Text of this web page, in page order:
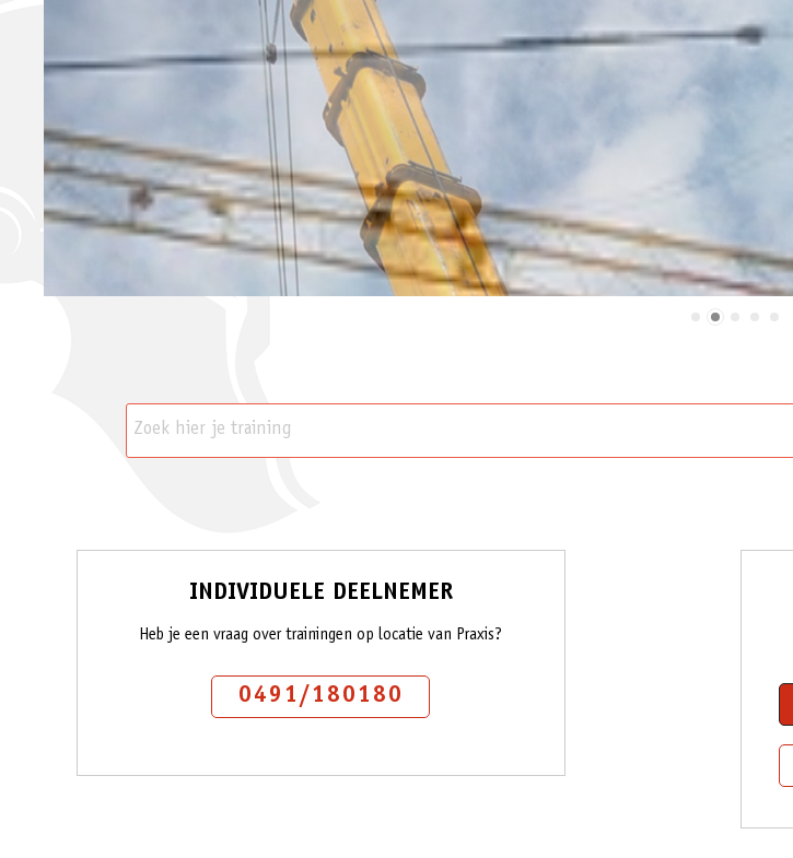
Slideshow 1
INDIVIDUELE DEELNEMER
Heb je een vraag over trainingen op locatie van Praxis?
0491/180180